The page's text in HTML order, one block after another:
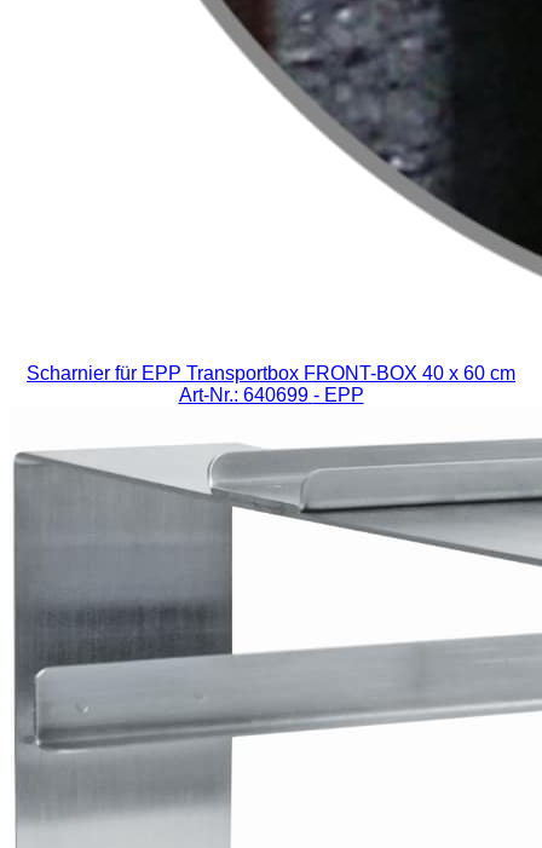
Scharnier für EPP Transportbox FRONT-BOX 40 x 60 cm
Art-Nr.: 640699 - EPP